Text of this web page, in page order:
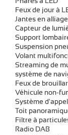
Feux de jour à
Jantes en alliage
Capteur de
Support
Suspension
Volant
Streaming de
système de
Feux de
Véhicule non-
Système
Toit
Filtre à
Radio DAB